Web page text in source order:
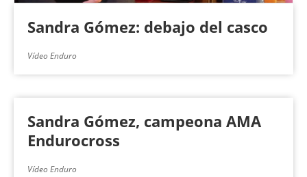
Sandra Gómez: debajo del casco
Vídeo Enduro
Sandra Gómez, campeona AMA
Endurocross
Vídeo Enduro